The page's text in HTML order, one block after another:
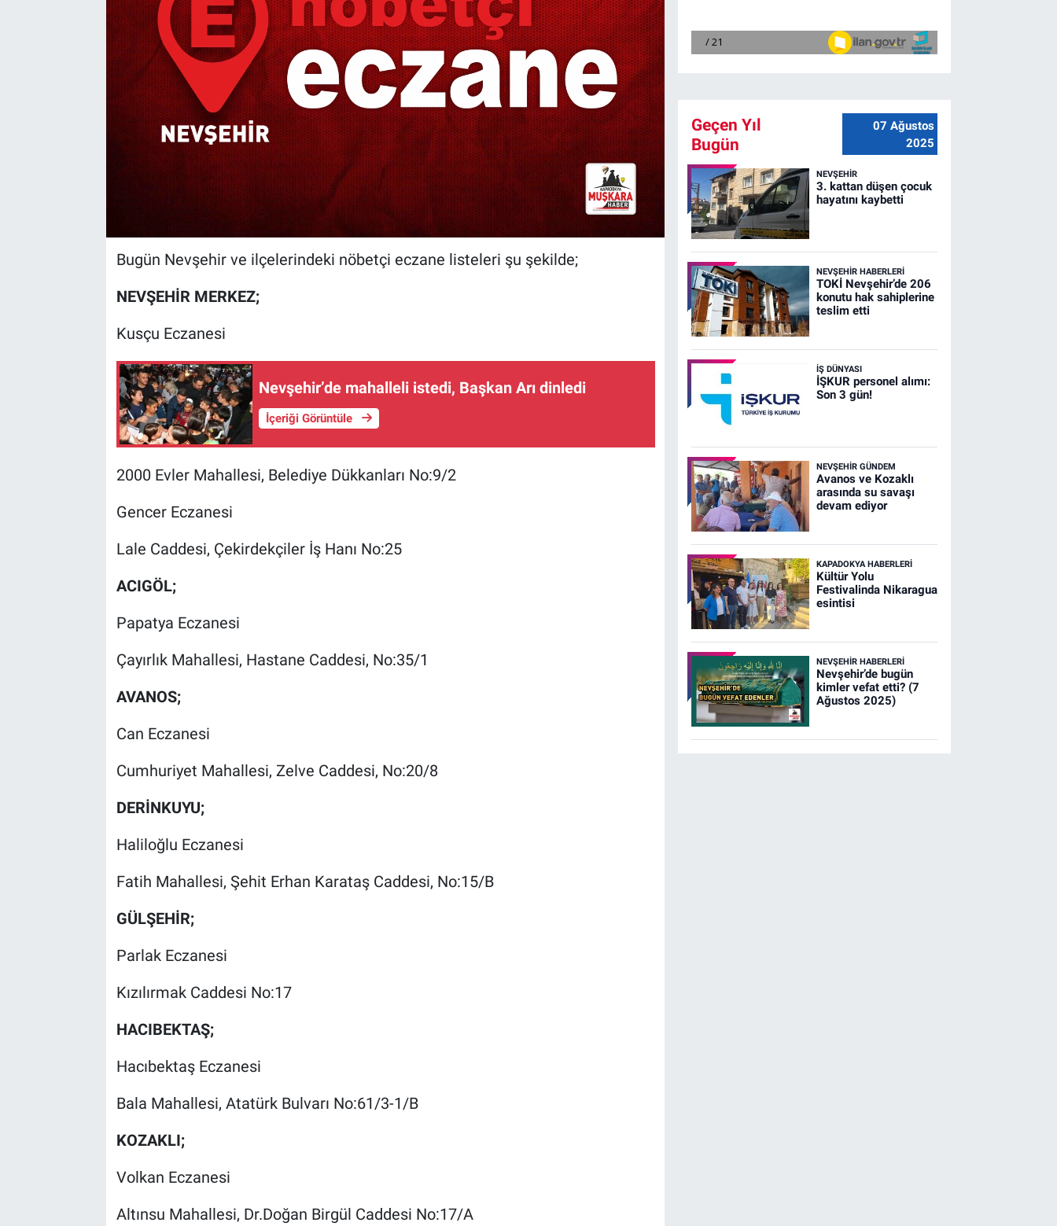
Bugün Nevşehir ve ilçelerindeki nöbetçi eczane listeleri şu şekilde;
NEVŞEHİR MERKEZ;
Kusçu Eczanesi
Nevşehir’de mahalleli istedi, Başkan Arı dinledi
İçeriği Görüntüle
2000 Evler Mahallesi, Belediye Dükkanları No:9/2
Gencer Eczanesi
Lale Caddesi, Çekirdekçiler İş Hanı No:25
ACIGÖL;
Papatya Eczanesi
Çayırlık Mahallesi, Hastane Caddesi, No:35/1
AVANOS;
Can Eczanesi
Cumhuriyet Mahallesi, Zelve Caddesi, No:20/8
DERİNKUYU;
Haliloğlu Eczanesi
Fatih Mahallesi, Şehit Erhan Karataş Caddesi, No:15/B
GÜLŞEHİR;
Parlak Eczanesi
Kızılırmak Caddesi No:17
HACIBEKTAŞ;
Hacıbektaş Eczanesi
Bala Mahallesi, Atatürk Bulvarı No:61/3-1/B
KOZAKLI;
Volkan Eczanesi
Altınsu Mahallesi, Dr.Doğan Birgül Caddesi No:17/A
Geçen Yıl
Bugün
07 Ağustos
2025
NEVŞEHIR
3. kattan düşen çocuk
hayatını kaybetti
NEVŞEHIR HABERLERI
TOKİ Nevşehir’de 206
konutu hak sahiplerine
teslim etti
İŞ DÜNYASI
İŞKUR personel alımı:
Son 3 gün!
NEVŞEHIR GÜNDEM
Avanos ve Kozaklı
arasında su savaşı
devam ediyor
KAPADOKYA HABERLERI
Kültür Yolu
Festivalinda Nikaragua
esintisi
NEVŞEHIR HABERLERI
Nevşehir’de bugün
kimler vefat etti? (7
Ağustos 2025)